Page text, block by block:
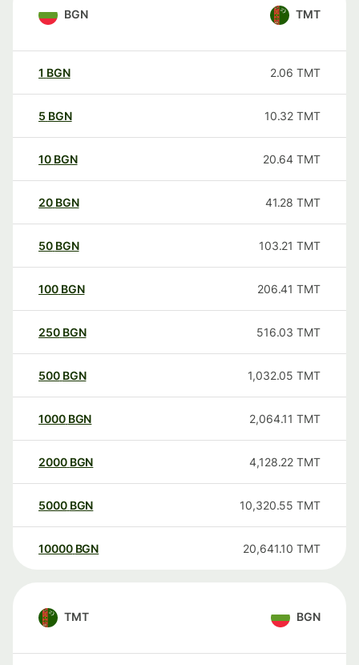
BGN TMT
1 BGN 2.06 TMT
5 BGN 10.32 TMT
10 BGN 20.64 TMT
20 BGN 41.28 TMT
50 BGN 103.21 TMT
100 BGN 206.41 TMT
250 BGN 516.03 TMT
500 BGN 1,032.05 TMT
1000 BGN 2,064.11 TMT
2000 BGN 4,128.22 TMT
5000 BGN 10,320.55 TMT
10000 BGN 20,641.10 TMT
TMT BGN